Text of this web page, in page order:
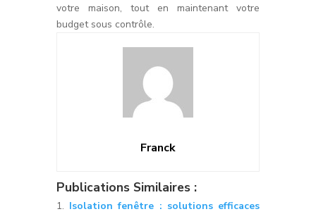
votre maison, tout en maintenant votre
budget sous contrôle.
Franck
Publications Similaires :
Isolation fenêtre : solutions efficaces